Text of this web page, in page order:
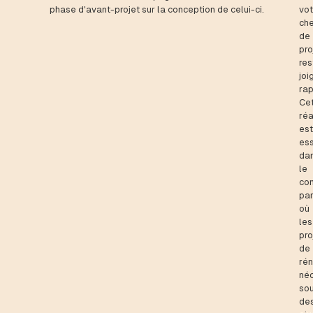
phase d'avant-projet sur la conception de celui-ci.
de
est
le
où
les
de